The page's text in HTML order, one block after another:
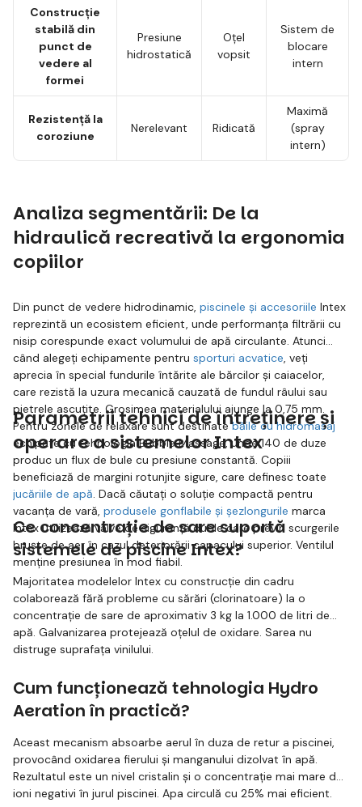
Construcție
stabilă din
punct de
vedere al
formei
Presiune
hidrostatică
Oțel
vopsit
Sistem de
blocare
intern
Rezistență la
coroziune
Nerelevant Ridicată
Maximă
(spray
intern)
Analiza segmentării: De la
hidraulică recreativă la ergonomia
copiilor
Din punct de vedere hidrodinamic, piscinele și accesoriile Intex
reprezintă un ecosistem eficient, unde performanța filtrării cu
nisip corespunde exact volumului de apă circulante. Atunci
când alegeți echipamente pentru sporturi acvatice, veți
aprecia în special fundurile întărite ale bărcilor și caiacelor,
care rezistă la uzura mecanică cauzată de fundul râului sau
pietrele ascuțite. Grosimea materialului ajunge la 0,75 mm.
Pentru zonele de relaxare sunt destinatebăile cu hidromasaj
echipate cu tehnologia Bubble Massage, unde 140 de duze
produc un flux de bule cu presiune constantă. Copiii
beneficiază de margini rotunjite sigure, care definesc toate
jucăriile de apă. Dacă căutați o soluție compactă pentru
vacanța de vară, produsele gonflabile și șezlongurile marca
Intex utilizează valve de siguranță duble care previn scurgerile
bruște de aer în cazul deteriorării capacului superior. Ventilul
menține presiunea în mod fiabil.
Parametrii tehnici de întreținere și
operare a sistemelor Intex
Ce concentrație de sare suportă
sistemele de piscine Intex?
Majoritatea modelelor Intex cu construcție din cadru
colaborează fără probleme cu sărări (clorinatoare) la o
concentrație de sare de aproximativ 3 kg la 1.000 de litri de
apă. Galvanizarea protejează oțelul de oxidare. Sarea nu
distruge suprafața vinilului.
Cum funcționează tehnologia Hydro
Aeration în practică?
Aceast mecanism absoarbe aerul în duza de retur a piscinei,
provocând oxidarea fierului și manganului dizolvat în apă.
Rezultatul este un nivel cristalin și o concentrație mai mare de
ioni negativi în jurul piscinei. Apa circulă cu 25% mai eficient.